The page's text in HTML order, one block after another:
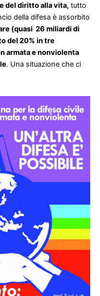
del diritto alla vita, tutto
della difesa è assorbito
(quasi 26 miliardi di
del 20% in tre
armata e nonviolenta
. Una situazione che ci